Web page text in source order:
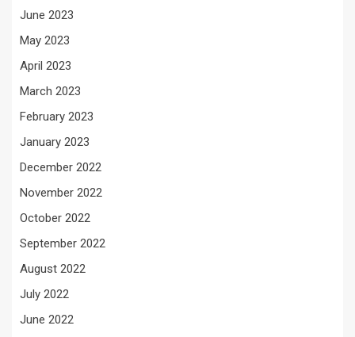
June 2023
May 2023
April 2023
March 2023
February 2023
January 2023
December 2022
November 2022
October 2022
September 2022
August 2022
July 2022
June 2022